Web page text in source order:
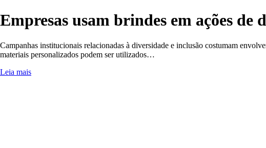
Empresas usam brindes em ações de
Campanhas institucionais relacionadas à diversidade e inclusão costumam
materiais personalizados podem ser utilizados…
Leia mais